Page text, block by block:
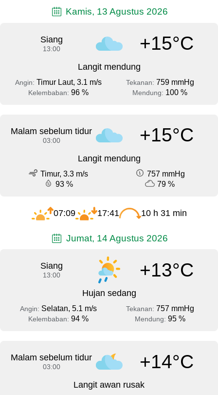
Kamis, 13 Agustus 2026
Siang
13:00 +15°C
Langit mendung
Angin: Timur Laut, 3.1 m/s Tekanan: 759 mmHg
Kelembaban: 96 % Mendung: 100 %
Malam sebelum tidur
03:00 +15°C
Langit mendung
Timur, 3.3 m/s
757 mmHg
93 %
79 %
07:09 17:41 10 h 31 min
Jumat, 14 Agustus 2026
Siang
13:00 +13°C
Hujan sedang
Angin: Selatan, 5.1 m/s Tekanan: 757 mmHg
Kelembaban: 94 % Mendung: 95 %
Malam sebelum tidur
03:00 +14°C
Langit awan rusak